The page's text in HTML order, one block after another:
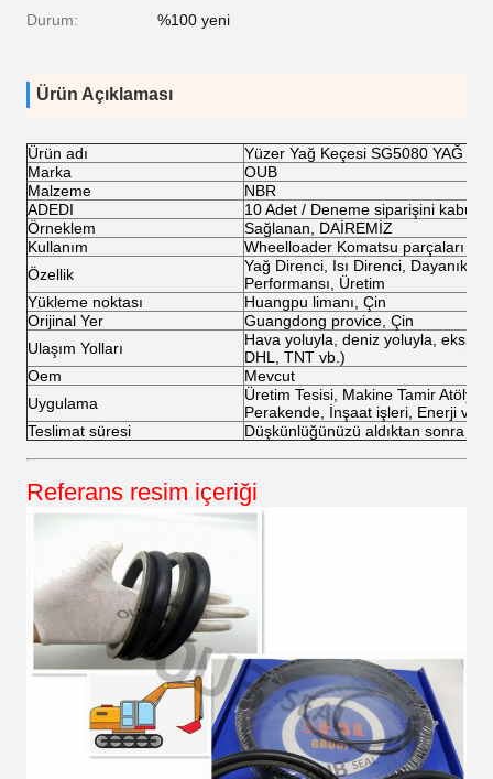
Durum: %100 yeni
Ürün Açıklaması
Ürün adı
Yüzer Yağ Keçesi SG5080 YAĞ
Marka
OUB
Malzeme
NBR
ADEDI
10 Adet / Deneme siparişini kabul et
Örneklem
Sağlanan, DAİREMİZ
Kullanım
Wheelloader Komatsu parçaları
Özellik
Yağ Direnci, Isı Direnci, Dayanıklı,
Performansı, Üretim
Yükleme noktası
Huangpu limanı, Çin
Orijinal Yer
Guangdong provice, Çin
Ulaşım Yolları
Hava yoluyla, deniz yoluyla,
DHL, TNT vb.)
Oem
Mevcut
Uygulama
Üretim Tesisi, Makine Tamir
Perakende, İnşaat işleri, Enerji ve
Teslimat süresi
Düşkünlüğünüzü aldıktan sonra 5-
Referans resim içeriği